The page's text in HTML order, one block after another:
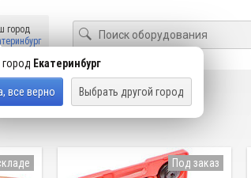
город
город Екатеринбург
все верно Выбрать другой город
RENAULT
Под заказ